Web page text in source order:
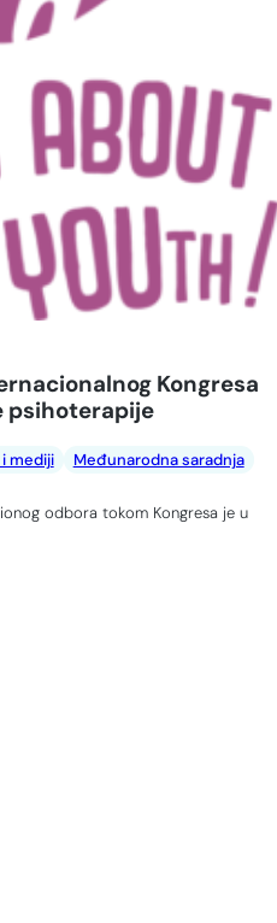
Kongresa
psihoterapije
mediji
Međunarodna saradnja
odbora tokom Kongresa je u